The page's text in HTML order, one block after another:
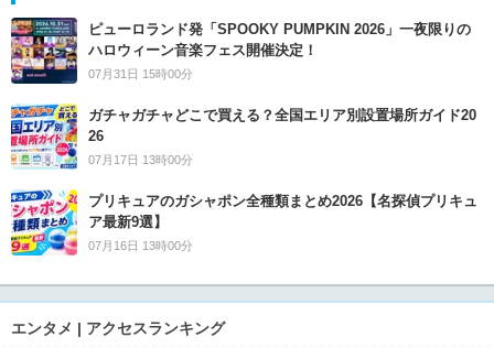
ピューロランド発「SPOOKY PUMPKIN 2026」一夜限りの
ハロウィーン音楽フェス開催決定！
07月31日 15時00分
ガチャガチャどこで買える？全国エリア別設置場所ガイド20
26
07月17日 13時00分
プリキュアのガシャポン全種類まとめ2026【名探偵プリキュ
ア最新9選】
07月16日 13時00分
エンタメ | アクセスランキング